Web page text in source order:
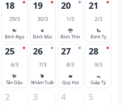
18
29/3
🐎
Bính Ngọ
19
30/3
🐐
Đinh Mùi
20
1/3
🐉
Bính Thìn
21
2/3
🐍
Đinh Tỵ
25
6/3
🐓
Tân Dậu
26
7/3
🐕
Nhâm Tuất
27
8/3
🐖
Quý Hợi
28
9/3
🐀
Giáp Tý
2 3 4 5